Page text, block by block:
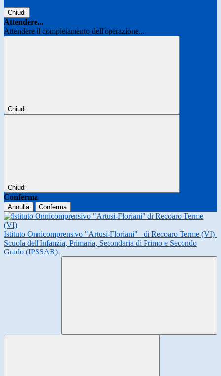
Chiudi
Attendere...
Attendere il completamento dell'operazione...
Chiudi
Chiudi
Conferma
Annulla Conferma
Istituto Onnicomprensivo "Artusi-Floriani"
di Recoaro Terme (VI)
Scuola dell'Infanzia, Primaria, Secondaria di Primo e Secondo
Grado (IPSSAR)